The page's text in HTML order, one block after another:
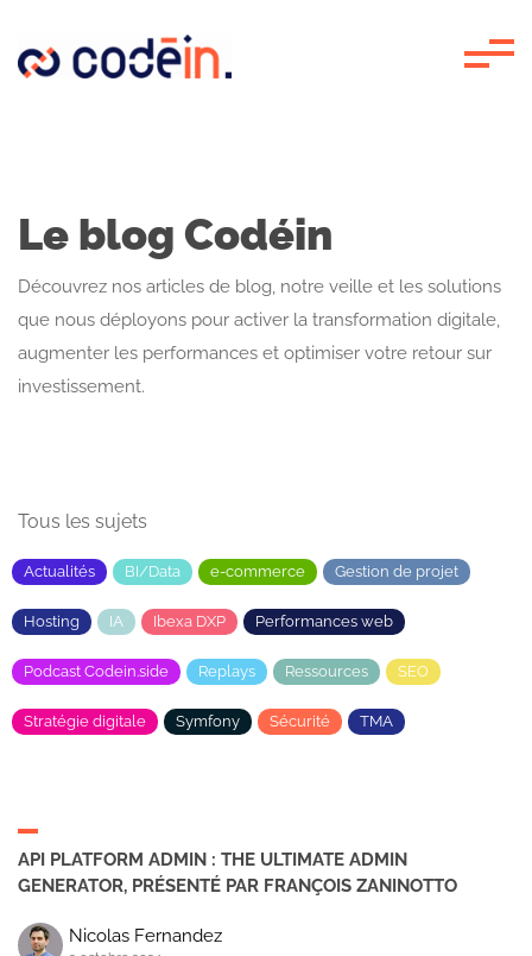
Le blog Codéin
Découvrez nos articles de blog, notre veille et les solutions
que nous déployons pour activer la transformation digitale,
augmenter les performances et optimiser votre retour sur
investissement.
Tous les sujets
Actualités BI/Data e-commerce Gestion de projet
Hosting IA Ibexa DXP Performances web
Podcast Codein.side Replays Ressources SEO
Stratégie digitale Symfony Sécurité TMA
API PLATFORM ADMIN : THE ULTIMATE ADMIN
GENERATOR, PRÉSENTÉ PAR FRANÇOIS ZANINOTTO
Nicolas Fernandez